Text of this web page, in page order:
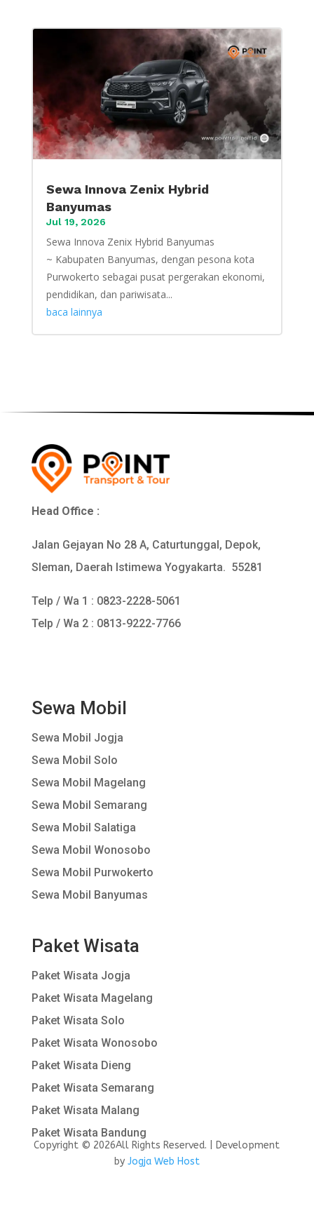
Sewa Innova Zenix Hybrid
Banyumas
Jul 19, 2026
Sewa Innova Zenix Hybrid Banyumas
~ Kabupaten Banyumas, dengan pesona kota
Purwokerto sebagai pusat pergerakan ekonomi,
pendidikan, dan pariwisata...
baca lainnya
Head Office :
Jalan Gejayan No 28 A, Caturtunggal, Depok,
Sleman, Daerah Istimewa Yogyakarta. 55281
Telp / Wa 1 : 0823-2228-5061
Telp / Wa 2 : 0813-9222-7766
Sewa Mobil
Sewa Mobil Jogja
Sewa Mobil Solo
Sewa Mobil Magelang
Sewa Mobil Semarang
Sewa Mobil Salatiga
Sewa Mobil Wonosobo
Sewa Mobil Purwokerto
Sewa Mobil Banyumas
Paket Wisata
Paket Wisata Jogja
Paket Wisata Magelang
Paket Wisata Solo
Paket Wisata Wonosobo
Paket Wisata Dieng
Paket Wisata Semarang
Paket Wisata Malang
Paket Wisata Bandung
Copyright © 2026All Rights Reserved. | Development
by Jogja Web Host